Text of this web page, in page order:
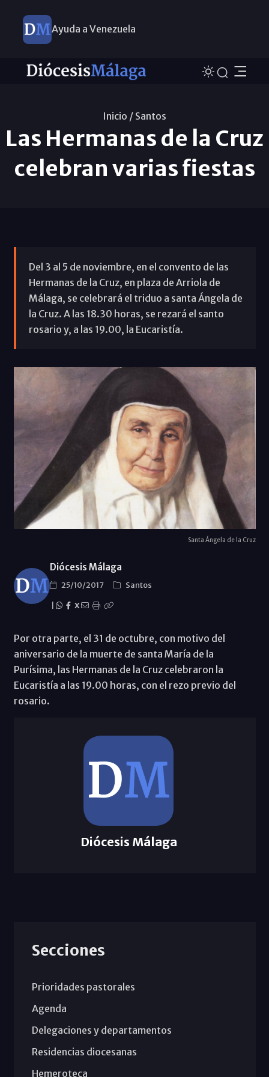
Ayuda a Venezuela
Inicio / Santos
Las Hermanas de la Cruz
celebran varias fiestas
Del 3 al 5 de noviembre, en el convento de las
Hermanas de la Cruz, en plaza de Arriola de
Málaga, se celebrará el triduo a santa Ángela de
la Cruz. A las 18.30 horas, se rezará el santo
rosario y, a las 19.00, la Eucaristía.
Santa Ángela de la Cruz
Diócesis Málaga
25/10/2017
Santos
X
Por otra parte, el 31 de octubre, con motivo del
aniversario de la muerte de santa María de la
Purísima, las Hermanas de la Cruz celebraron la
Eucaristía a las 19.00 horas, con el rezo previo del
rosario.
Diócesis Málaga
Secciones
Prioridades pastorales
Agenda
Delegaciones y departamentos
Residencias diocesanas
Hemeroteca